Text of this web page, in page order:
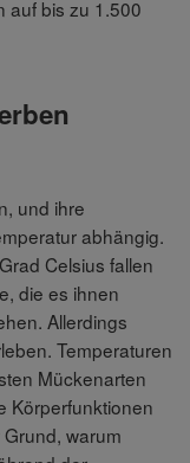
auf bis zu 1.500
und ihre
abhängig.
Celsius fallen
die es ihnen
Allerdings
Temperaturen
Mückenarten
Körperfunktionen
warum